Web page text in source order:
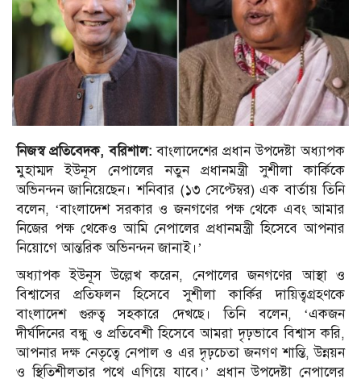
নিজস্ব প্রতিবেদক, বরিশাল:বাংলাদেশের প্রধান উপদেষ্টা অধ্যাপক
মুহাম্মদ ইউনূস নেপালের নতুন প্রধানমন্ত্রী সুশীলা কার্কিকে
অভিনন্দন জানিয়েছেন। শনিবার (১৩ সেপ্টেম্বর) এক বার্তায় তিনি
বলেন, ‘বাংলাদেশ সরকার ও জনগণের পক্ষ থেকে এবং আমার
নিজের পক্ষ থেকেও আমি নেপালের প্রধানমন্ত্রী হিসেবে আপনার
নিয়োগে আন্তরিক অভিনন্দন জানাই।’
অধ্যাপক ইউনূস উল্লেখ করেন, নেপালের জনগণের আস্থা ও
বিশ্বাসের প্রতিফলন হিসেবে সুশীলা কার্কির দায়িত্বগ্রহণকে
বাংলাদেশ গুরুত্ব সহকারে দেখছে। তিনি বলেন, ‘একজন
দীর্ঘদিনের বন্ধু ও প্রতিবেশী হিসেবে আমরা দৃঢ়ভাবে বিশ্বাস করি,
আপনার দক্ষ নেতৃত্বে নেপাল ও এর দৃঢ়চেতা জনগণ শান্তি, উন্নয়ন
ও স্থিতিশীলতার পথে এগিয়ে যাবে।’ প্রধান উপদেষ্টা নেপালের